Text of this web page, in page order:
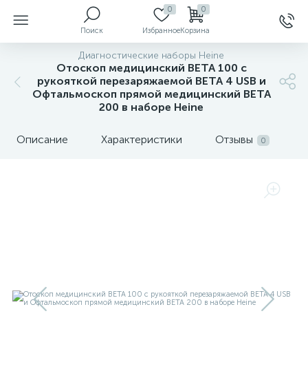
Поиск
0
Избранное
0
Корзина
Диагностические наборы Heine
Отоскоп медицинский BETA 100 с
рукояткой перезаряжаемой BETA 4 USB и
Офтальмоскоп прямой медицинский BETA
200 в наборе Heine
Описание Характеристики Отзывы 0